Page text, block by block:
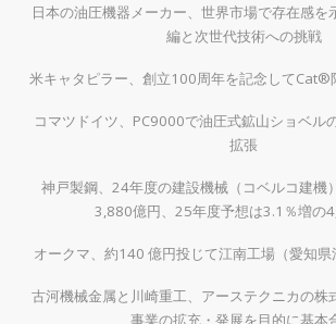
日本の油圧機器メーカー、世界市場で存在感を
編と次世代技術への挑戦
米キャタピラー、創立100周年を記念してCat®
コマツドイツ、PC9000で油圧式鉱山ショベル
拡張
神戸製鋼、24年度の建設機械（コベルコ建機
3,880億円、25年度予想は3.1％増の
オークマ、約140 億円投じて江南工場（愛知
古河機械金属と川崎重工、アーステクニカの株
事業の拡充・発展を目的に基本